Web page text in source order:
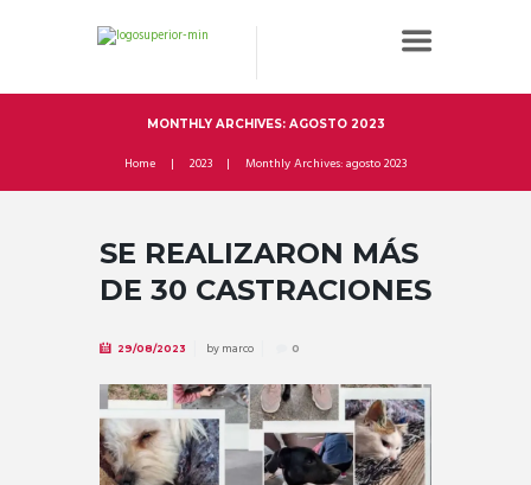
MONTHLY ARCHIVES: AGOSTO 2023
Home 2023 Monthly Archives: agosto 2023
SE REALIZARON MÁS
DE 30 CASTRACIONES
29/08/2023 bymarco 0